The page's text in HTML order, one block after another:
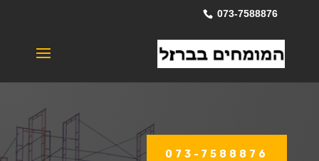
073-7588876
073-7588876